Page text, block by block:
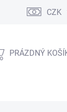
CZK
PRÁZDNÝ